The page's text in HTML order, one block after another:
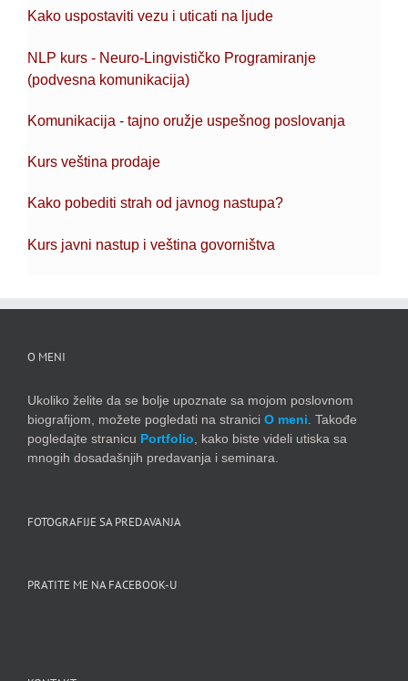
Kako uspostaviti vezu i uticati na ljude
NLP kurs - Neuro-Lingvističko Programiranje
(podvesna komunikacija)
Komunikacija - tajno oružje uspešnog poslovanja
Kurs veština prodaje
Kako pobediti strah od javnog nastupa?
Kurs javni nastup i veština govorništva
O MENI
Ukoliko želite da se bolje upoznate sa mojom poslovnom
biografijom, možete pogledati na stranici O meni . Takođe
pogledajte stranicu Portfolio , kako biste videli utiska sa
mnogih dosadašnjih predavanja i seminara.
FOTOGRAFIJE SA PREDAVANJA
PRATITE ME NA FACEBOOK-U